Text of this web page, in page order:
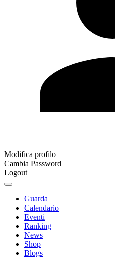
Modifica profilo
Cambia Password
Logout
Guarda
Calendario
Eventi
Ranking
News
Shop
Blogs